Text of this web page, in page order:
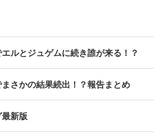
ルとジュゲムに続き誰が来る！？
まさかの結果続出！？報告まとめ
新版